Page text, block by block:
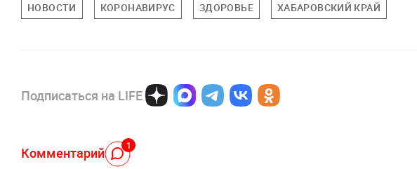
НОВОСТИ КОРОНАВИРУС ЗДОРОВЬЕ ХАБАРОВСКИЙ КРАЙ
Подписаться на LIFE
Комментарий 1